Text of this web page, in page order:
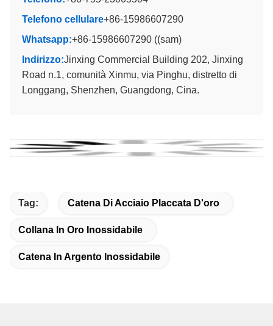
Telefono cellulare+86-15986607290
Whatsapp:+86-15986607290 ((sam)
Indirizzo:Jinxing Commercial Building 202, Jinxing
Road n.1, comunità Xinmu, via Pinghu, distretto di
Longgang, Shenzhen, Guangdong, Cina.
Tag: Catena Di Acciaio Placcata D'oro
Collana In Oro Inossidabile
Catena In Argento Inossidabile